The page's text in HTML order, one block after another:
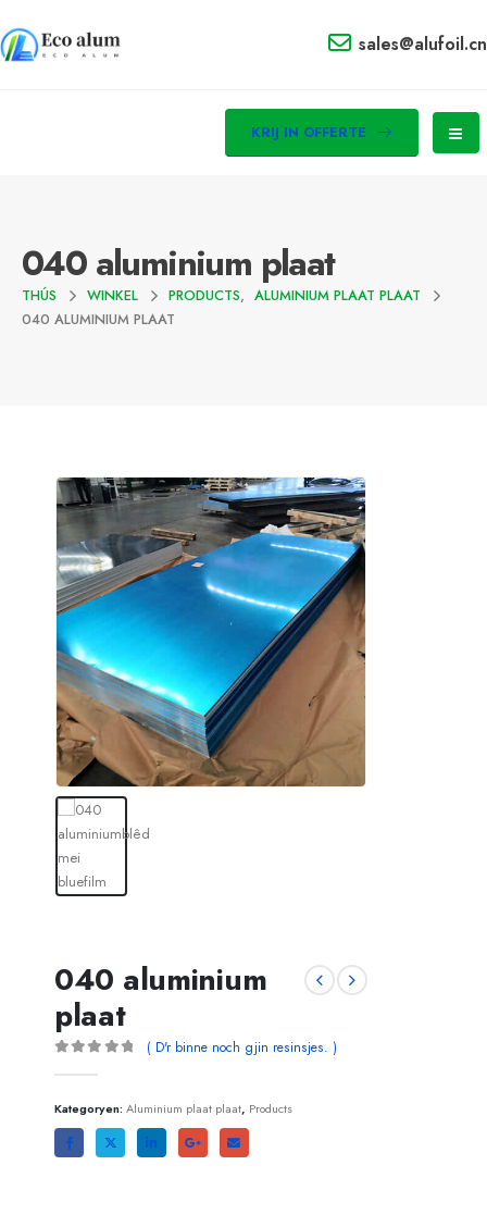
sales@alufoil.cn
KRIJ IN OFFERTE
040 aluminium plaat
THÚS WINKEL PRODUCTS, ALUMINIUM PLAAT PLAAT
040 ALUMINIUM PLAAT
040 aluminium
plaat
( D'r binne noch gjin resinsjes. )
Kategoryen: Aluminium plaat plaat, Products